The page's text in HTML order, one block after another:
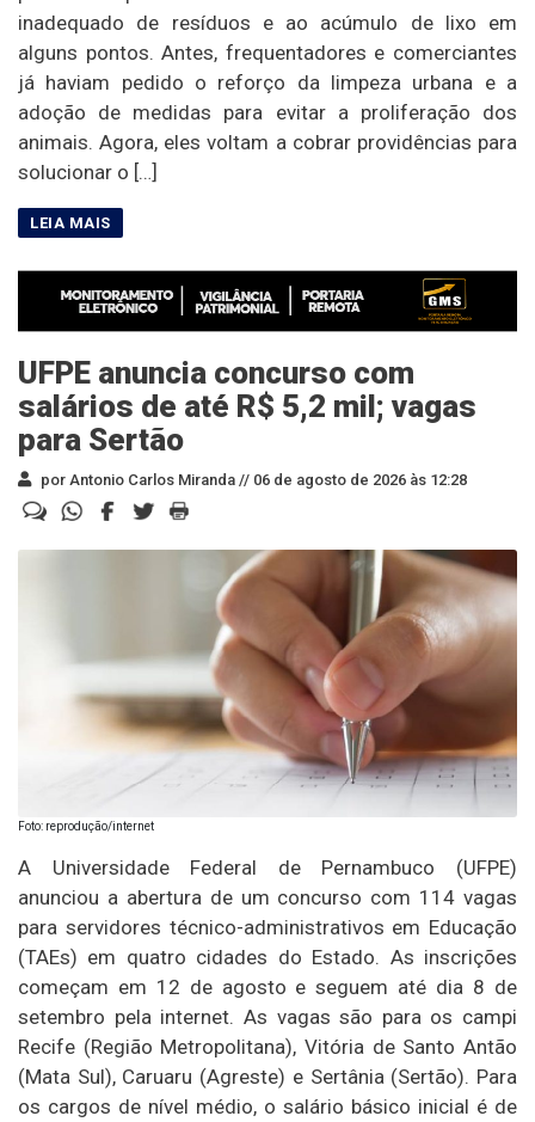
inadequado de resíduos e ao acúmulo de lixo em
alguns pontos. Antes, frequentadores e comerciantes
já haviam pedido o reforço da limpeza urbana e a
adoção de medidas para evitar a proliferação dos
animais. Agora, eles voltam a cobrar providências para
solucionar o […]
UFPE anuncia concurso com
salários de até R$ 5,2 mil; vagas
para Sertão
por Antonio Carlos Miranda // 06 de agosto de 2026 às 12:28
Foto: reprodução/internet
A Universidade Federal de Pernambuco (UFPE)
anunciou a abertura de um concurso com 114 vagas
para servidores técnico-administrativos em Educação
(TAEs) em quatro cidades do Estado. As inscrições
começam em 12 de agosto e seguem até dia 8 de
setembro pela internet. As vagas são para os campi
Recife (Região Metropolitana), Vitória de Santo Antão
(Mata Sul), Caruaru (Agreste) e Sertânia (Sertão). Para
os cargos de nível médio, o salário básico inicial é de